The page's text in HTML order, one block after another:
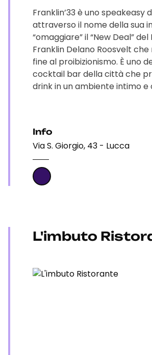
Franklin’33 è uno speakeasy
attraverso il nome della sua
“omaggiare” il “New Deal”
Franklin Delano Roosvelt che
fine al proibizionismo. È uno
cocktail bar della città che
drink in un ambiente intimo
Info
Via S. Giorgio, 43 - Lucca
L'imbuto